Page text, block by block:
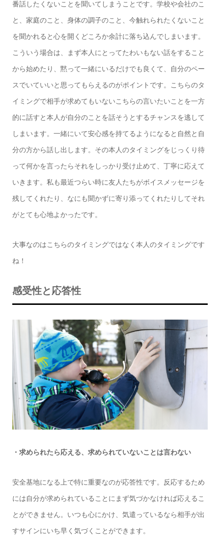
番話したくないことを聞いてしまうことです。学校や会社のこ
と、家庭のこと、身体の調子のこと、今触れられたくないこと
を聞かれると心を開くどころか余計に落ち込んでしまいます。
こういう場合は、まず本人にとってたわいもない話をすること
から始めたり、黙って一緒にいるだけでも良くて、自分のペー
スでいていいと思ってもらえるのがポイントです。こちらのタ
イミングで相手が求めてもいないこちらの言いたいことを一方
的に話すと本人が自分のことを話そうとするチャンスを逃して
しまいます。一緒にいて安心感を持てるようになると自然と自
分の方から話し出します。その本人のタイミングをじっくり待
って何かを言ったらそれをしっかり受け止めて、丁寧に応えて
いきます。私も最近つらい時に友人たちがボイスメッセージを
残してくれたり、なにも聞かずに寄り添ってくれたりしてそれ
がとても心地よかったです。
大事なのはこちらのタイミングではなく本人のタイミングです
ね！
感受性と応答性
・求められたら応える、求められていないことは言わない
安全基地になる上で特に重要なのが応答性です。反応するため
には自分が求められていることにまず気づかなければ応えるこ
とができません。いつも心にかけ、気遣っているなら相手が出
すサインにいち早く気づくことができます。